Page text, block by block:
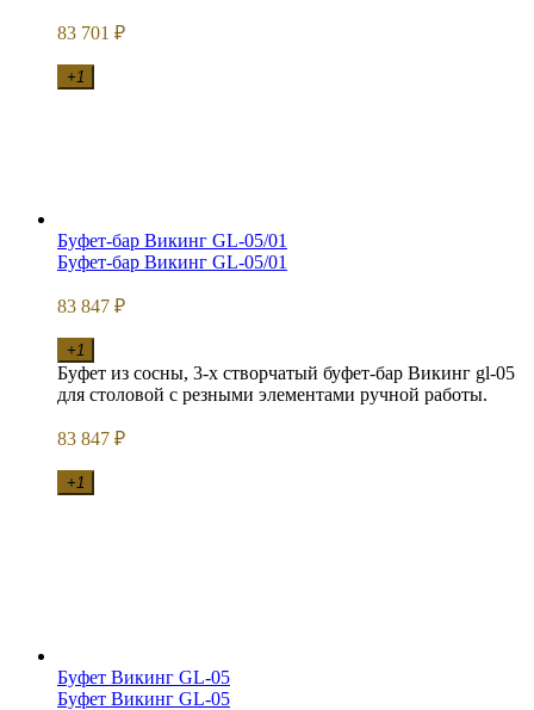
83 701 ₽
+1
Буфет-бар Викинг GL-05/01
Буфет-бар Викинг GL-05/01
83 847 ₽
+1
Буфет из сосны, 3-х створчатый буфет-бар Викинг gl-05
для столовой с резными элементами ручной работы.
83 847 ₽
+1
Буфет Викинг GL-05
Буфет Викинг GL-05